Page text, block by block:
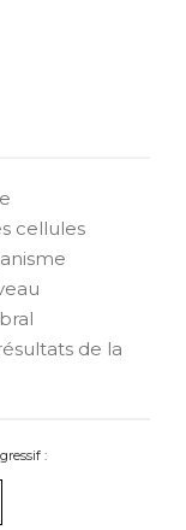
cellules
de la
: